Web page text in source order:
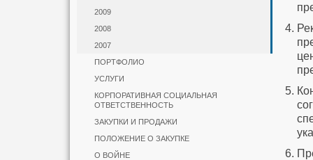
2009
2008
2007
ПОРТФОЛИО
УСЛУГИ
КОРПОРАТИВНАЯ СОЦИАЛЬНАЯ
ОТВЕТСТВЕННОСТЬ
ЗАКУПКИ И ПРОДАЖИ
ПОЛОЖЕНИЕ О ЗАКУПКЕ
О ВОЙНЕ